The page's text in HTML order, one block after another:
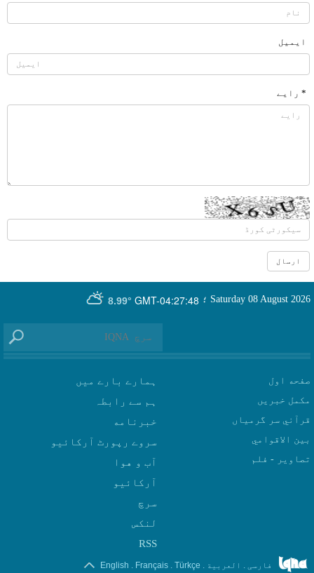
ایمیل
* رایے
GMT-04:27:48
8.99° Saturday 08 August 2026 ؛
صفحه اول
مکمل خبریں
قرآني سر گرمياں
بين الاقوامي
تصاوير - فلم
ہمارے بارے میں
ہم سے رابطہ
سروے رپورٹ آرکائیو
آب و هوا
سرچ
لنکس
RSS
فارسی . العربیة .
Türkçe
.
Français
.
English